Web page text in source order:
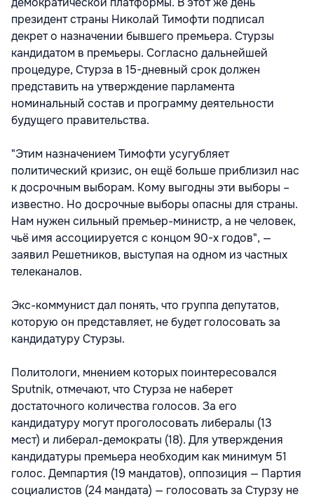
президент страны Николай Тимофти подписал
декрет о назначении бывшего премьера. Стурзы
кандидатом в премьеры. Согласно дальнейшей
процедуре, Стурза в 15-дневный срок должен
представить на утверждение парламента
номинальный состав и программу деятельности
будущего правительства.
"Этим назначением Тимофти усугубляет
политический кризис, он ещё больше приблизил нас
к досрочным выборам. Кому выгодны эти выборы –
известно. Но досрочные выборы опасны для страны.
Нам нужен сильный премьер-министр, а не человек,
чьё имя ассоциируется с концом 90-х годов", —
заявил Решетников, выступая на одном из частных
телеканалов.
Экс-коммунист дал понять, что группа депутатов,
которую он представляет, не будет голосовать за
кандидатуру Стурзы.
Политологи, мнением которых поинтересовался
Sputnik, отмечают, что Стурза не наберет
достаточного количества голосов. За его
кандидатуру могут проголосовать либералы (13
мест) и либерал-демократы (18). Для утверждения
кандидатуры премьера необходим как минимум 51
голос. Демпартия (19 мандатов), оппозиция — Партия
социалистов (24 мандата) — голосовать за Стурзу не